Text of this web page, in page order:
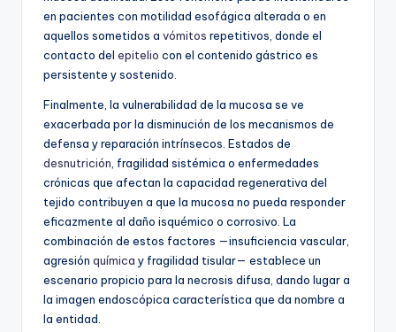
en pacientes con motilidad esofágica alterada o en
aquellos sometidos a vómitos repetitivos, donde el
contacto del epitelio con el contenido gástrico es
persistente y sostenido.
Finalmente, la vulnerabilidad de la mucosa se ve
exacerbada por la disminución de los mecanismos de
defensa y reparación intrínsecos. Estados de
desnutrición , fragilidad sistémica o enfermedades
crónicas que afectan la capacidad regenerativa del
tejido contribuyen a que la mucosa no pueda responder
eficazmente al daño isquémico o corrosivo. La
combinación de estos factores —insuficiencia vascular,
agresión química y fragilidad tisular— establece un
escenario propicio para la necrosis difusa, dando lugar a
la imagen endoscópica característica que da nombre a
la entidad.